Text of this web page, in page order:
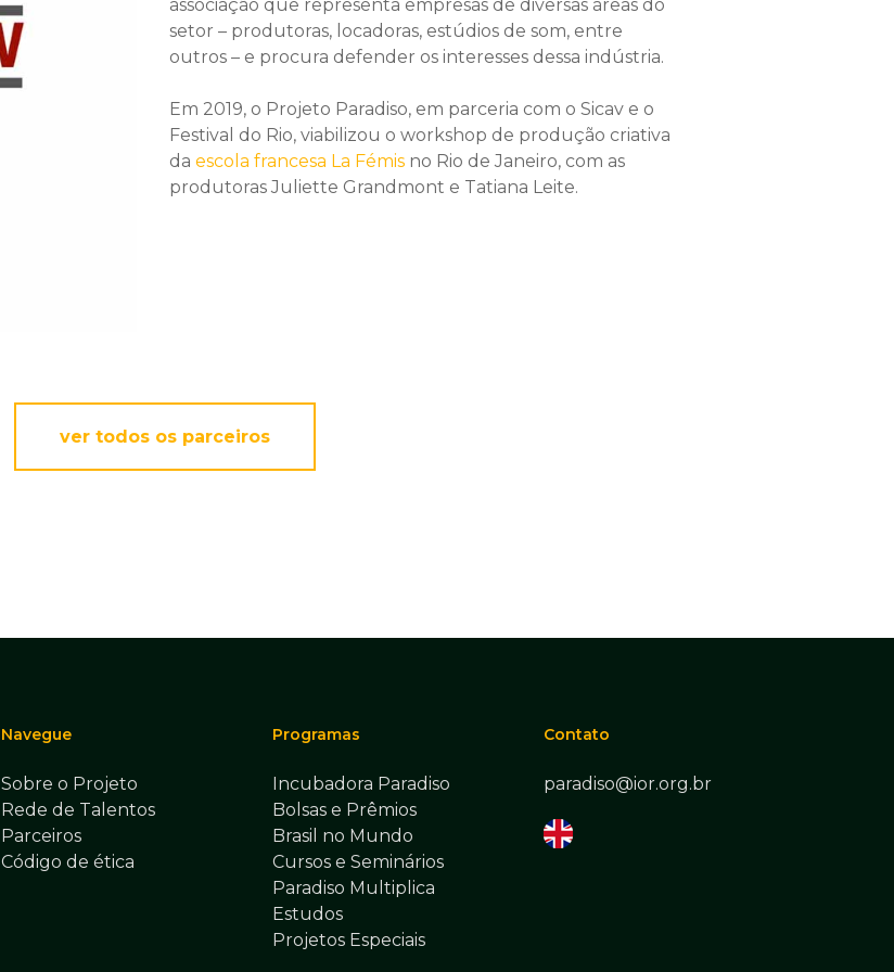
associação que representa empresas de diversas áreas do
setor – produtoras, locadoras, estúdios de som, entre
outros – e procura defender os interesses dessa indústria.
Em 2019, o Projeto Paradiso, em parceria com o Sicav e o
Festival do Rio, viabilizou o workshop de produção criativa
daescola francesa La Fémis no Rio de Janeiro, com as
produtoras Juliette Grandmont e Tatiana Leite.
ver todos os parceiros
Navegue
Sobre o Projeto
Rede de Talentos
Parceiros
Código de ética
Programas
Incubadora Paradiso
Bolsas e Prêmios
Brasil no Mundo
Cursos e Seminários
Paradiso Multiplica
Estudos
Projetos Especiais
Contato
paradiso@ior.org.br